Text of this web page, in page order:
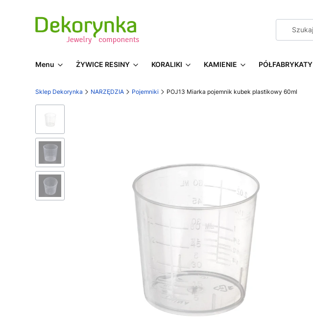
Menu ŻYWICE RESINY KORALIKI KAMIENIE PÓŁFABRYKATY
Sklep Dekorynka NARZĘDZIA Pojemniki POJ13 Miarka pojemnik kubek plastikowy 60ml